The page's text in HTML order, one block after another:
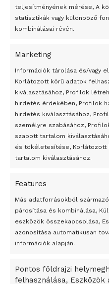
teljesítményének mérése, A
statisztikák vagy különböző
kombinálásai révén.
Marketing
Információk tárolása és/vagy
Korlátozott körű adatok
kiválasztásához, Profilok
hirdetés érdekében, Profilok
hirdetés kiválasztásához,
személyre szabásához,
szabott tartalom
és tökéletesítése, Korlátozott
tartalom kiválasztásához.
Features
Más adatforrásokból
párosítása és kombinálása,
eszközök összekapcsolása,
azonosítása automatikusan
információk alapján.
Pontos földrajzi
felhasználása,
Átmenetileg szünetelnek az
Egy vagyonért adták el
Az 1950-ben elhunyt alkotók
felhasználhatóvá válnak
Peking – A visegrádi
bemutató fotókiállítás nyílt
Megveszi az osztrák
Bricket
A Startup Campus egyetemi
A Ringo Starr új albummal